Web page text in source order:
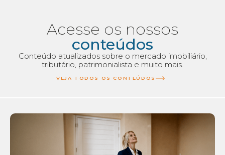
Acesse os nossos
conteúdos
Conteúdo atualizados sobre o mercado imobiliário,
tributário, patrimonialista e muito mais.
VEJA TODOS OS CONTEÚDOS